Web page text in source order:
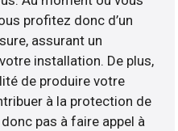
profitez donc d’un
assurant un
installation. De plus,
de produire votre
à la protection de
donc pas à faire appel à